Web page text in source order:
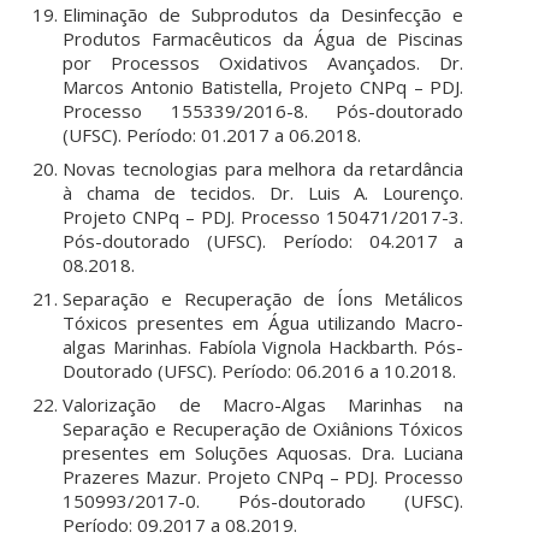
Eliminação de Subprodutos da Desinfecção e
Produtos Farmacêuticos da Água de Piscinas
por Processos Oxidativos Avançados. Dr.
Marcos Antonio Batistella, Projeto CNPq – PDJ.
Processo 155339/2016-8. Pós-doutorado
(UFSC). Período: 01.2017 a 06.2018.
Novas tecnologias para melhora da retardância
à chama de tecidos. Dr. Luis A. Lourenço.
Projeto CNPq – PDJ. Processo 150471/2017-3.
Pós-doutorado (UFSC). Período: 04.2017 a
08.2018.
Separação e Recuperação de Íons Metálicos
Tóxicos presentes em Água utilizando Macro-
algas Marinhas. Fabíola Vignola Hackbarth. Pós-
Doutorado (UFSC). Período: 06.2016 a 10.2018.
Valorização de Macro-Algas Marinhas na
Separação e Recuperação de Oxiânions Tóxicos
presentes em Soluções Aquosas. Dra. Luciana
Prazeres Mazur. Projeto CNPq – PDJ. Processo
150993/2017-0. Pós-doutorado (UFSC).
Período: 09.2017 a 08.2019.